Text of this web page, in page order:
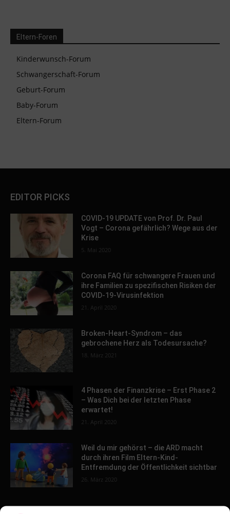
Eltern-Foren
Kinderwunsch-Forum
Schwangerschaft-Forum
Geburt-Forum
Baby-Forum
Eltern-Forum
EDITOR PICKS
COVID-19 UPDATE von Prof. Dr. Paul
Vogt – Corona gefährlich? Wege aus der
Krise
5. Mai 2020
Corona FAQ für schwangere Frauen und
ihre Familien zu spezifischen Risiken der
COVID-19-Virusinfektion
21. April 2020
Broken-Heart-Syndrom – das
gebrochene Herz als Todesursache?
18. März 2021
4 Phasen der Finanzkrise – Erst Phase 2
– Was Dich bei der letzten Phase
erwartet!
21. April 2020
Weil du mir gehörst – die ARD macht
durch ihren Film Eltern-Kind-
Entfremdung der Öffentlichkeit sichtbar
26. März 2020